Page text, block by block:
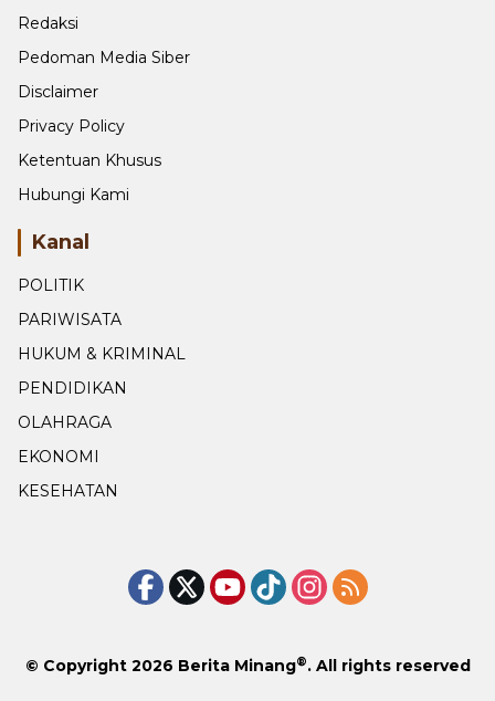
Redaksi
Pedoman Media Siber
Disclaimer
Privacy Policy
Ketentuan Khusus
Hubungi Kami
Kanal
POLITIK
PARIWISATA
HUKUM & KRIMINAL
PENDIDIKAN
OLAHRAGA
EKONOMI
KESEHATAN
© Copyright 2026 Berita Minang®. All rights reserved